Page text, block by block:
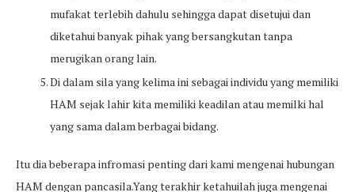
mufakat terlebih dahulu sehingga dapat disetujui dan
diketahui banyak pihak yang bersangkutan tanpa
merugikan orang lain.
Di dalam sila yang kelima ini sebagai individu yang memiliki
HAM sejak lahir kita memiliki keadilan atau memilki hal
yang sama dalam berbagai bidang.
Itu dia beberapa infromasi penting dari kami mengenai hubungan
HAM dengan pancasila.Yang terakhir ketahuilah juga mengenai